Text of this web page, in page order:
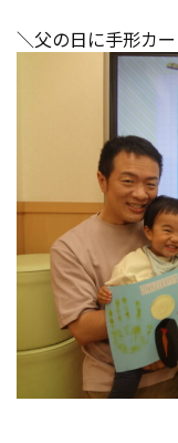
＼父の日に手形カ